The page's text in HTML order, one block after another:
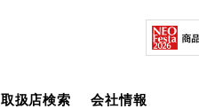
取扱店検索 会社情報